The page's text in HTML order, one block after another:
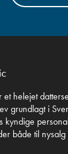
helejet
grundlagt i
kyndige
både til